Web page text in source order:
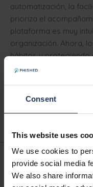
Consent
This website uses
We use cookies to
provide social media
We also share
automatización, la
prioriza el
plataforma es muy
organización. Ahora,
hábitos y protegiendo
incidentes de
Solicita una
Escrito por
Phished